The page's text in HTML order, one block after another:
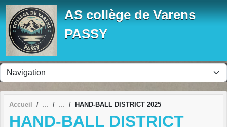
AS collège de Varens
PASSY
Accueil HAND-BALL DISTRICT 2025
HAND-BALL DISTRICT
Panneau de gestion des cookies